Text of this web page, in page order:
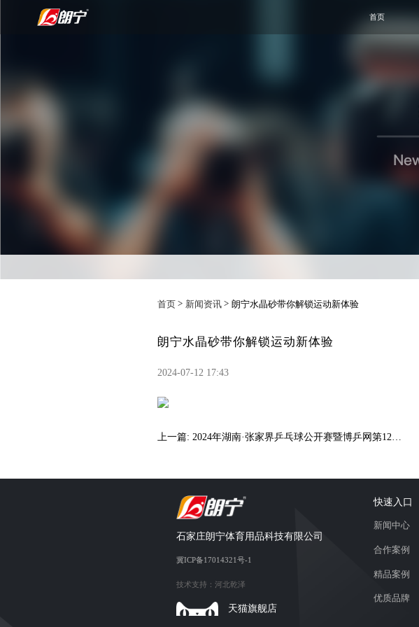
首页
首页 > 新闻资讯 > 朗宁水晶砂带你解锁运动新体验
朗宁水晶砂带你解锁运动新体验
2024-07-12 17:43
上一篇: 2024年湖南·张家界乒乓球公开赛暨博乒网第12届
石家庄朗宁体育用品科技有限公司
冀ICP备17014321号-1
技术支持： 河北乾泽
天猫旗舰店
快速入口
新闻中心
合作案例
精品案例
优质品牌